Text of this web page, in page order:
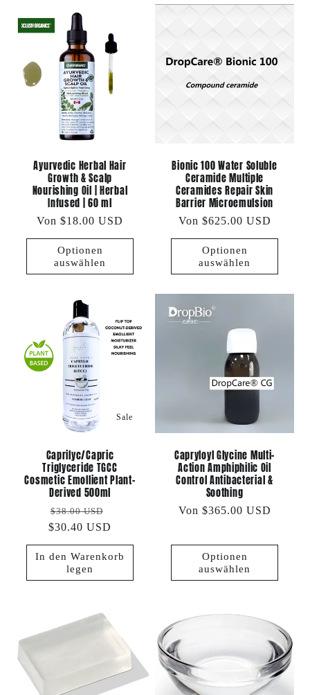
Ayurvedic Herbal Hair
Growth & Scalp
Nourishing Oil | Herbal
Infused | 60 ml
Normaler
Preis
Von $18.00 USD
Optionen
auswählen
Bionic 100 Water Soluble
Ceramide Multiple
Ceramides Repair Skin
Barrier Microemulsion
Normaler
Preis
Von $625.00 USD
Optionen
auswählen
Sale
Caprilyc/Capric
Triglyceride TGCC
Cosmetic Emollient Plant-
Derived 500ml
Normaler
Preis
$38.00 USD
$30.40 USD
In den Warenkorb
legen
Capryloyl Glycine Multi-
Action Amphiphilic Oil
Control Antibacterial &
Soothing
Normaler
Von $365.00 USD
Optionen
auswählen